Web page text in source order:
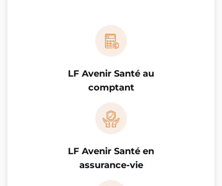
LF Avenir Santé au
comptant
LF Avenir Santé en
assurance-vie